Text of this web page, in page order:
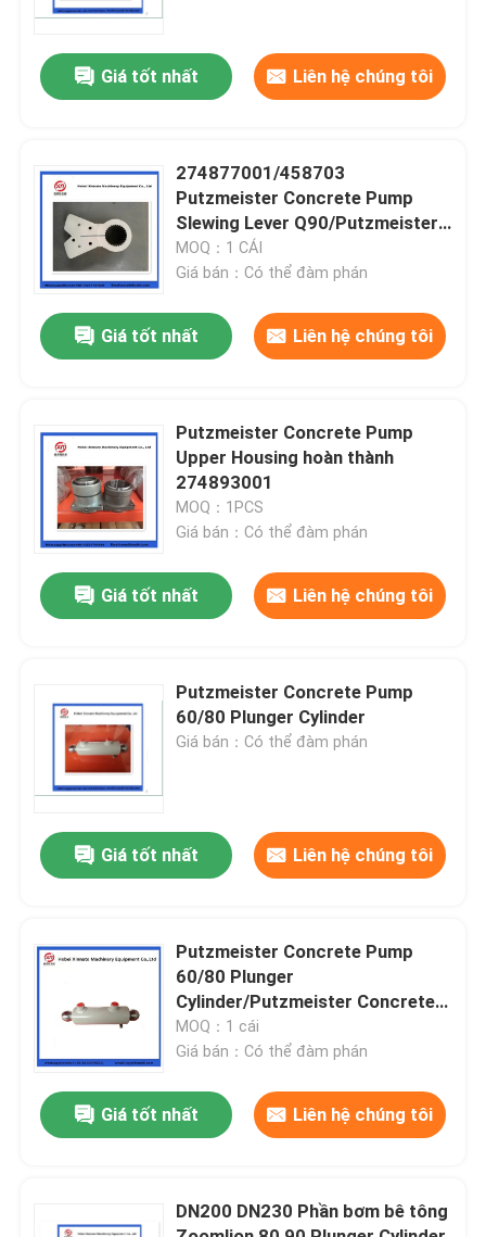
Nhà
Video
Tham quan nhà máy
Kiểm soát chất lượng
Liên hệ chúng tôi
Yêu cầu báo giá
Các bộ phận bơm bê tông Schwing
Giá tốt nhất Liên hệ chúng tôi
274877001/458703
Putzmeister Concrete Pump
Slewing Lever Q90/Putzmeister
Q80 Swing Lever
MOQ：1 CÁI
Giá bán：Có thể đàm phán
Giá tốt nhất Liên hệ chúng tôi
Putzmeister Concrete Pump
Upper Housing hoàn thành
274893001
MOQ：1PCS
Giá bán：Có thể đàm phán
Giá tốt nhất Liên hệ chúng tôi
Putzmeister Concrete Pump
60/80 Plunger Cylinder
Giá bán：Có thể đàm phán
Giá tốt nhất Liên hệ chúng tôi
Putzmeister Concrete Pump
60/80 Plunger
Cylinder/Putzmeister Concrete
Pump Swing Lever
MOQ：1 cái
Giá bán：Có thể đàm phán
Giá tốt nhất Liên hệ chúng tôi
DN200 DN230 Phần bơm bê tông